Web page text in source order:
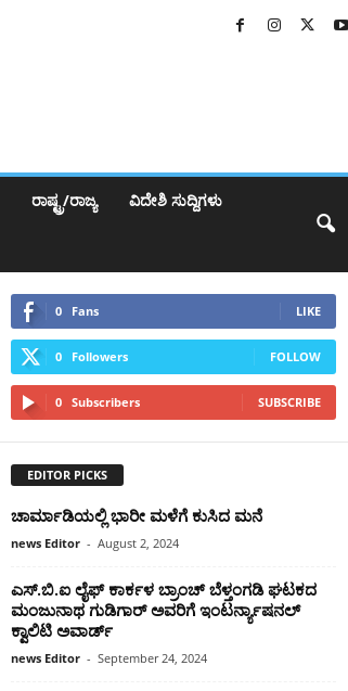
ರಾಷ್ಟ್ರ/ರಾಜ್ಯ ವಿದೇಶಿ ಸುದ್ದಿಗಳು
0 Fans LIKE
0 Followers FOLLOW
0 Subscribers SUBSCRIBE
EDITOR PICKS
ಚಾರ್ಮಾಡಿಯಲ್ಲಿ ಭಾರೀ ಮಳೆಗೆ ಕುಸಿದ ಮನೆ
news Editor - August 2, 2024
ಎಸ್.ಬಿ.ಐ ಲೈಫ್ ಕಾರ್ಕಳ ಬ್ರಾಂಚ್ ಬೆಳ್ತಂಗಡಿ ಘಟಕದ
ಮಂಜುನಾಥ ಗುಡಿಗಾರ್ ಅವರಿಗೆ ಇಂಟರ್ನ್ಯಾಷನಲ್
ಕ್ವಾಲಿಟಿ ಅವಾರ್ಡ್
news Editor - September 24, 2024